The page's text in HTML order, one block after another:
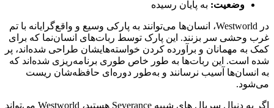
وضعیت: به پایان رسیده
در Westworld، انسان‌ها می‌توانند به پارکی وسیع و واقع‌گرایانه با تم
غرب وحشی سر بزنند. این پارک توسط ربات‌های انسان‌نما که برای
کمک به مهمانان و برآورده کردن خواسته‌هایشان طراحی شده‌اند، پر
شده است. این ربات‌ها به طور خاص طوری برنامه‌ریزی شده‌اند که
به انسان‌ها آسیب نرسانند و به‌طور دوره‌ای حافظه‌شان ریست
می‌شود.
اگر به دنبال سریال های شبیه Severance هستید، Westworld می‌تواند